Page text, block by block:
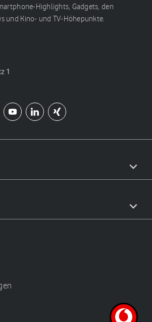
Highlights, Gadgets, den
und Kino- und TV-Höhepunkte.
1